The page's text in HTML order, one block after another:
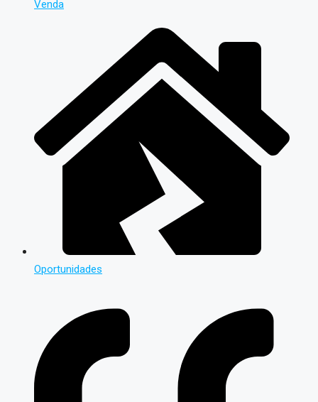
Venda
Oportunidades